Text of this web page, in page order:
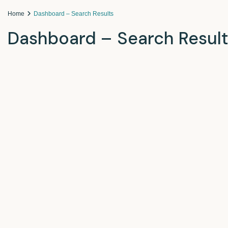
Home Dashboard – Search Results
Dashboard – Search